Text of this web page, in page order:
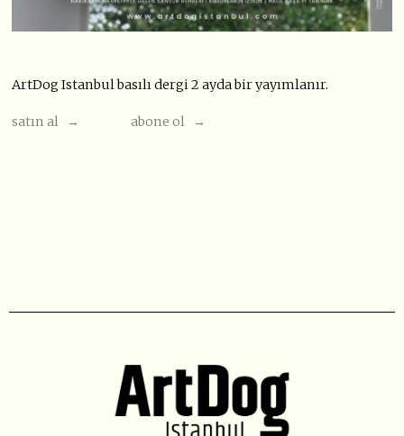
ArtDog Istanbul basılı dergi 2 ayda bir yayımlanır.
satın al → abone ol →